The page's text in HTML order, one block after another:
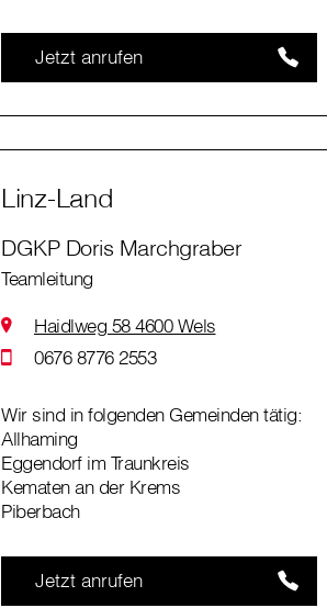
Jetzt anrufen
Linz-Land
DGKP Doris Marchgraber
Teamleitung
Haidlweg 58 4600 Wels
0676 8776 2553
Wir sind in folgenden Gemeinden tätig:
Allhaming
Eggendorf im Traunkreis
Kematen an der Krems
Piberbach
Jetzt anrufen